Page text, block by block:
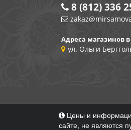
8 (812) 336
Адреса магазинов
ул. Ольги
Цены и
сайте, не являются